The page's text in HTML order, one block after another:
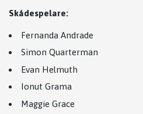
Skådespelare:
Fernanda Andrade
Simon Quarterman
Evan Helmuth
Ionut Grama
Maggie Grace